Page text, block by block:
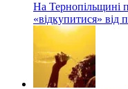
На Тернопільщині
«відкупитися» від